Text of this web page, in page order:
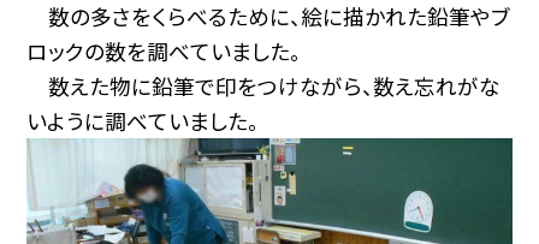
数の多さをくらべるために、絵に描かれた鉛筆やブ
ロックの数を調べていました。
数えた物に鉛筆で印をつけながら、数え忘れがな
いように調べていました。